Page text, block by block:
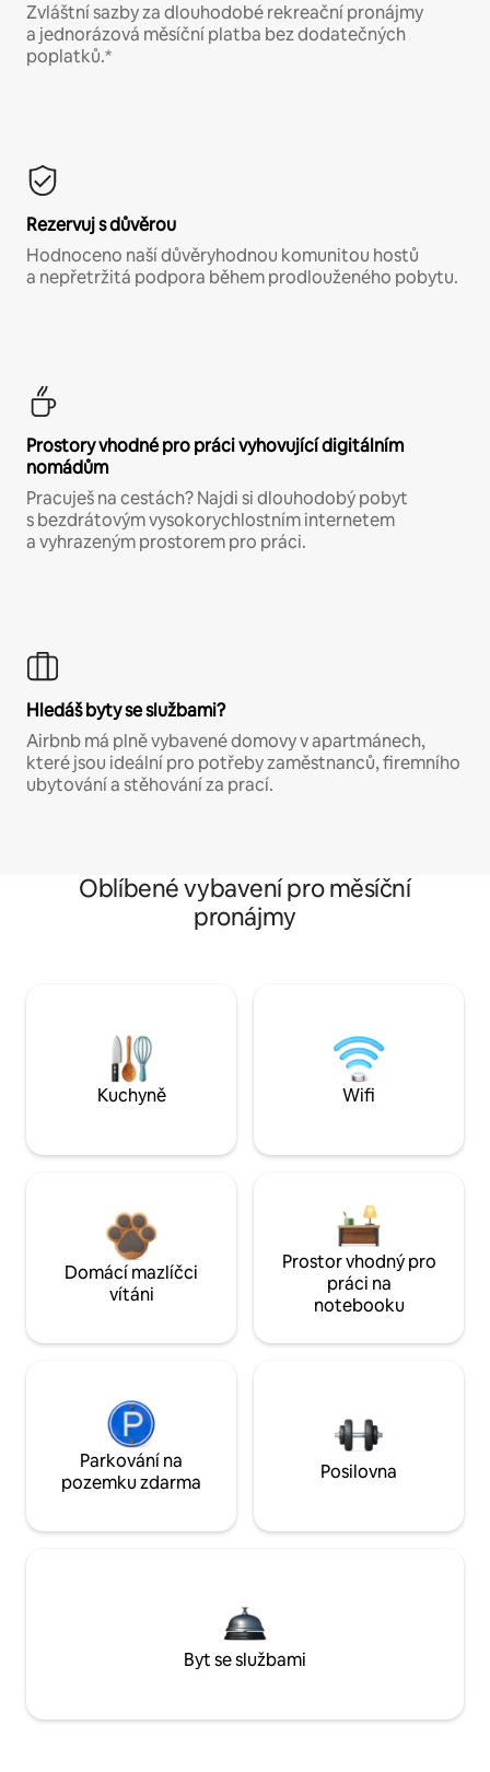
Zvláštní sazby za dlouhodobé rekreační pronájmy
a jednorázová měsíční platba bez dodatečných
poplatků.*
Rezervuj s důvěrou
Hodnoceno naší důvěryhodnou komunitou hostů
a nepřetržitá podpora během prodlouženého pobytu.
Prostory vhodné pro práci vyhovující digitálním
nomádům
Pracuješ na cestách? Najdi si dlouhodobý pobyt
s bezdrátovým vysokorychlostním internetem
a vyhrazeným prostorem pro práci.
Hledáš byty se službami?
Airbnb má plně vybavené domovy v apartmánech,
které jsou ideální pro potřeby zaměstnanců, firemního
ubytování a stěhování za prací.
Oblíbené vybavení pro měsíční
pronájmy
Kuchyně Wifi
Domácí mazlíčci
vítáni
Prostor vhodný pro
práci na
notebooku
Parkování na
pozemku zdarma
Posilovna
Byt se službami